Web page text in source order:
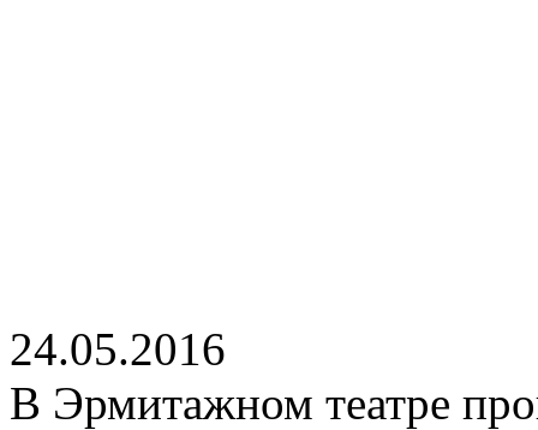
24.05.2016
В Эрмитажном театре